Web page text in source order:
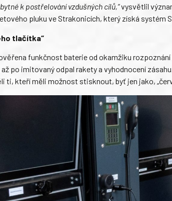
k postřelování vzdušných cílů,“vysvětlil
pluku ve Strakonicích, který získá systém
tlačítka“
funkčnost baterie od okamžiku
až po imitovaný odpal rakety a vyhodnocení
ti, kteří měli možnost stisknout, byť jen jako,